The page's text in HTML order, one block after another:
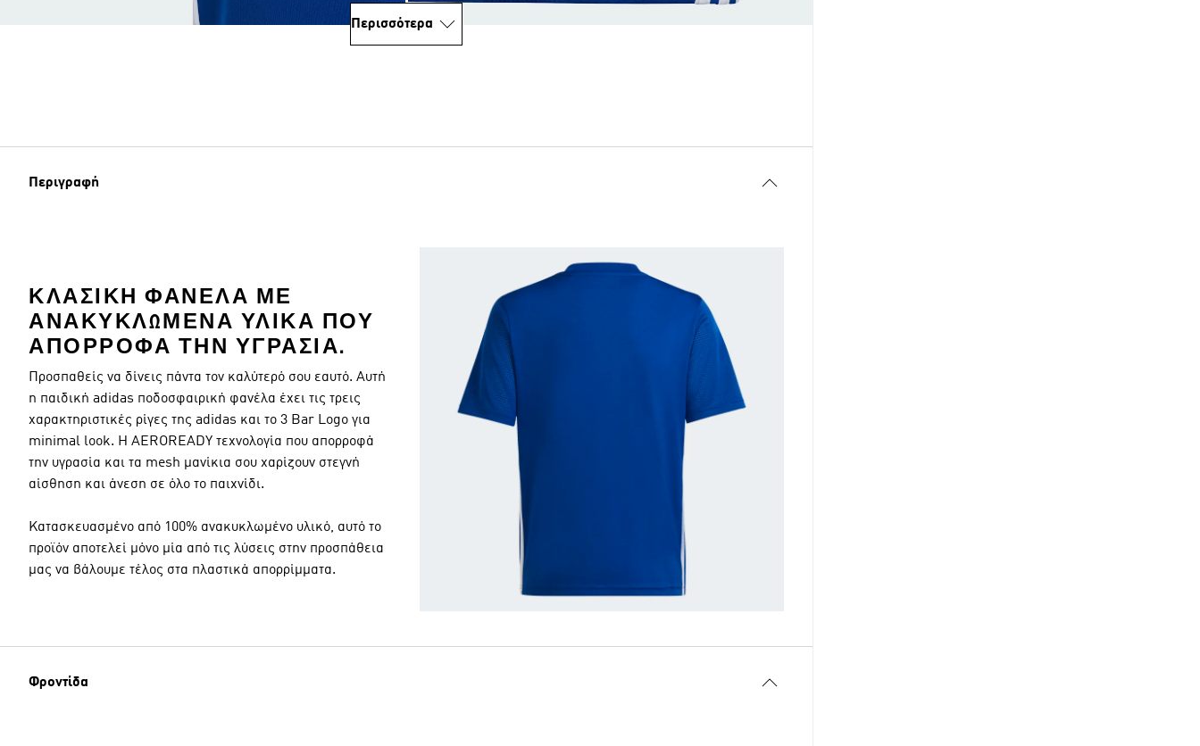
Περισσότερα
Περιγραφή
ΚΛΑΣΙΚΉ ΦΑΝΈΛΑ ΜΕ
ΑΝΑΚΥΚΛΩΜΈΝΑ ΥΛΙΚΆ ΠΟΥ
ΑΠΟΡΡΟΦΆ ΤΗΝ ΥΓΡΑΣΊΑ.
Προσπαθείς να δίνεις πάντα τον καλύτερό σου εαυτό. Αυτή
η παιδική adidas ποδοσφαιρική φανέλα έχει τις τρεις
χαρακτηριστικές ρίγες της adidas και το 3 Bar Logo για
minimal look. Η AEROREADY τεχνολογία που απορροφά
την υγρασία και τα mesh μανίκια σου χαρίζουν στεγνή
αίσθηση και άνεση σε όλο το παιχνίδι.
Κατασκευασμένο από 100% ανακυκλωμένο υλικό, αυτό το
προϊόν αποτελεί μόνο μία από τις λύσεις στην προσπάθεια
μας να βάλουμε τέλος στα πλαστικά απορρίμματα.
Φροντίδα